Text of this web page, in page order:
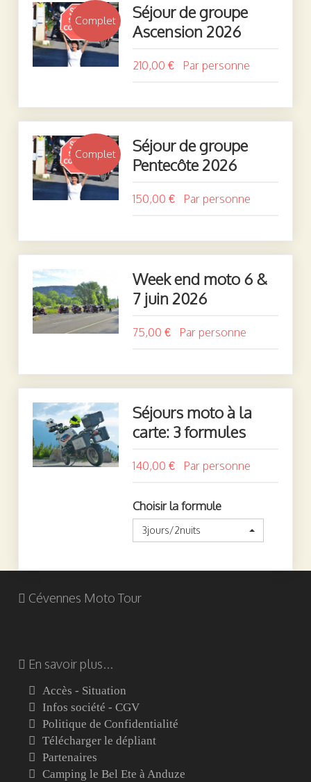
Complet
Séjour de groupe
Ascension 2026
210,00 €
Complet
Séjour de groupe
Pentecôte 2026
150,00 €
Week end moto 6 &
7 juin 2026
75,00 €
Séjours moto à la
carte: 3 formules
140,00 €
Choisir la formule
3jours/2nuits
Cévennes Moto Tour
En savoir plus...
Accès - Situation
Infos société - CGV
Politique de Confidentialité
Télécharger le dépliant
Partenaires
Camping le Bel Ete à Anduze